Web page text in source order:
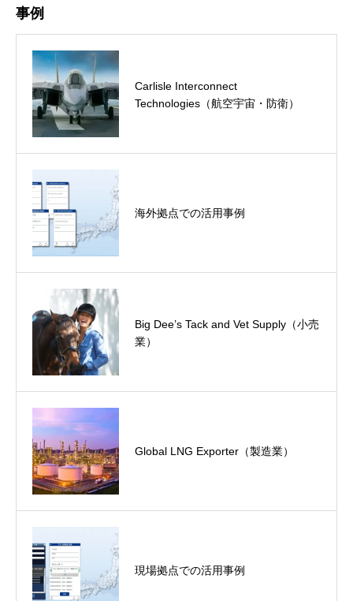
事例
Carlisle Interconnect
Technologies（航空宇宙・防衛）
海外拠点での活用事例
Big Dee’s Tack and Vet Supply（小売
業）
Global LNG Exporter（製造業）
現場拠点での活用事例